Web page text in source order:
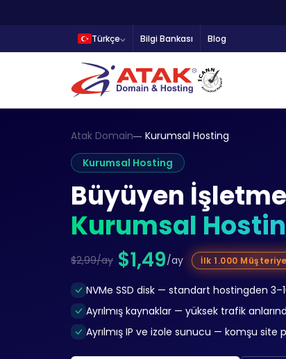
Türkçe Bilgi Bankası Blog
Atak Domain
Kurumsal Hosting
Kurumsal Hosting
Büyüyen
Kurumsal
$2,99/ay $1,49/ay İlk 1.000
NVMe SSD disk — standart hostingden
Ayrılmış kaynaklar — yüksek trafik
Ayrılmış IP ve izole sunucu — komşu site